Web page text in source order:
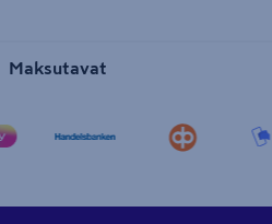
Maksutavat